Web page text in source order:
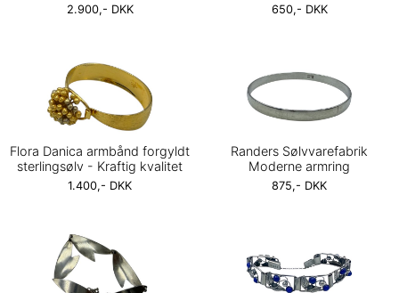
2.900,- DKK 650,- DKK
Flora Danica armbånd forgyldt
sterlingsølv - Kraftig kvalitet
1.400,- DKK
Randers Sølvvarefabrik
Moderne armring
875,- DKK